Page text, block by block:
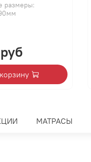
размеры:
МАТРАСЫ